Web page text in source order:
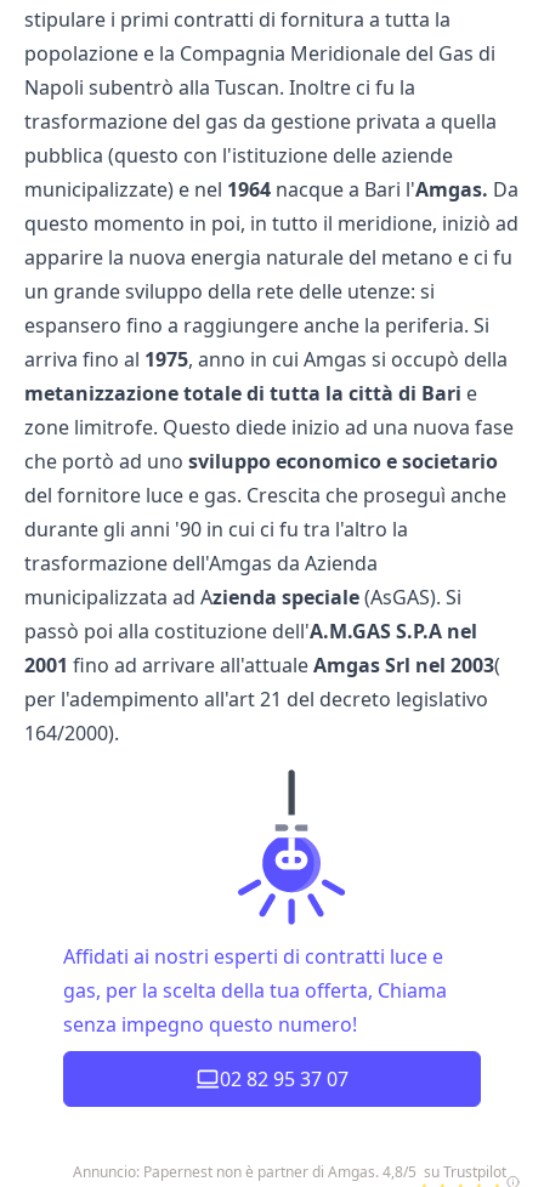
stipulare i primi contratti di fornitura a tutta la
popolazione e la Compagnia Meridionale del Gas di
Napoli subentrò alla Tuscan. Inoltre ci fu la
trasformazione del gas da gestione privata a quella
pubblica (questo con l'istituzione delle aziende
municipalizzate) e nel 1964 nacque a Bari l'Amgas. Da
questo momento in poi, in tutto il meridione, iniziò ad
apparire la nuova energia naturale del metano e ci fu
un grande sviluppo della rete delle utenze: si
espansero fino a raggiungere anche la periferia. Si
arriva fino al 1975, anno in cui Amgas si occupò della
metanizzazione totale di tutta la città di Bari e
zone limitrofe. Questo diede inizio ad una nuova fase
che portò ad uno sviluppo economico e societario
del fornitore luce e gas. Crescita che proseguì anche
durante gli anni '90 in cui ci fu tra l'altro la
trasformazione dell'Amgas da Azienda
municipalizzata ad Azienda speciale(AsGAS). Si
passò poi alla costituzione dell'A.M.GAS S.P.A nel
2001 fino ad arrivare all'attualeAmgas Srl nel 2003(
per l'adempimento all'art 21 del decreto legislativo
164/2000).
Affidati ai nostri esperti di contratti luce e
gas, per la scelta della tua offerta, Chiama
senza impegno questo numero!
02 82 95 37 07
Annuncio: Papernest non è partner di Amgas. 4,8/5 su Trustpilot